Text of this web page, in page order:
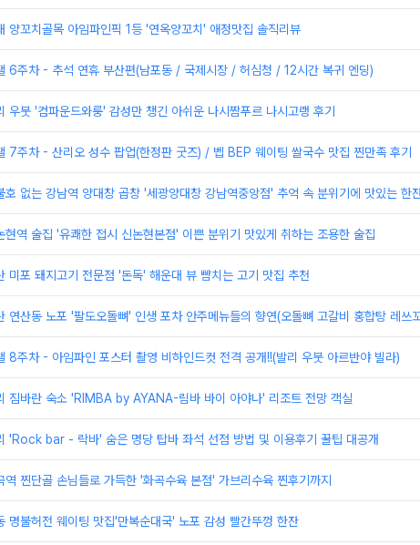
양꼬치골목 아임파인픽 1등 '연옥양꼬치' 애정맛집 솔직리뷰
6주차 - 추석 연휴 부산편(남포동 / 국제시장 / 허심청 / 12시간 복귀 엔딩)
우붓 '컴파운드와룽' 감성만 챙긴 아쉬운 나시짬푸르 나시고랭 후기
7주차 - 산리오 성수 팝업(한정판 굿즈) / 벱 BEP 웨이팅 쌀국수 맛집 찐만족 후기
호 없는 강남역 양대창 곱창 '세광양대창 강남역중앙점' 추억 속 분위기에 맛있는 한
현역 술집 '유쾌한 접시 신논현본점' 이쁜 분위기 맛있게 취하는 조용한 술집
미포 돼지고기 전문점 '돈독' 해운대 뷰 뺨치는 고기 맛집 추천
연산동 노포 '팔도오돌뼈' 인생 포차 안주메뉴들의 향연(오돌뼈 고갈비 홍합탕 레쓰
8주차 - 아임파인 포스터 촬영 비하인드컷 전격 공개!!(발리 우붓 아르반야 빌라)
짐바란 숙소 'RIMBA by AYANA-림바 바이 아야나' 리조트 전망 객실
'Rock bar - 락바' 숨은 명당 탑바 좌석 선점 방법 및 이용후기 꿀팁 대공개
역 찐단골 손님들로 가득한 '화곡수육 본점' 가브리수육 찐후기까지
명불허전 웨이팅 맛집'만복순대국' 노포 감성 빨간뚜껑 한잔